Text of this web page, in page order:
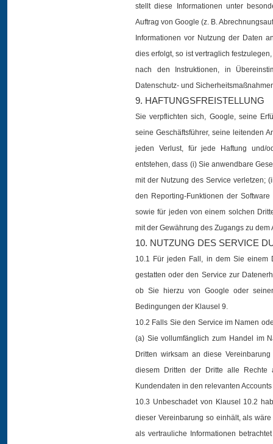
stellt diese Informationen unter
Auftrag von Google (z. B.
Informationen vor Nutzung der Daten
dies erfolgt, so ist vertraglich
nach den Instruktionen, in
Datenschutz- und
9. HAFTUNGSFREISTELLUNG
Sie verpflichten sich, Google, seine
seine Geschäftsführer, seine leitenden
jeden Verlust, für jede Haftung und/
entstehen, dass (i) Sie anwendbare
mit der Nutzung des Service verletzen;
den Reporting-Funktionen der
sowie für jeden von einem solchen
mit der Gewährung des Zugangs zu dem
10. NUTZUNG DES SERVICE
10.1 Für jeden Fall, in dem Sie einem
gestatten oder den Service zur
ob Sie hierzu von Google oder
Bedingungen der Klausel 9.
10.2 Falls Sie den Service im Namen
(a) Sie vollumfänglich zum Handel im
Dritten wirksam an diese
diesem Dritten der Dritte alle Rechte
Kundendaten in den relevanten Accounts
10.3 Unbeschadet von Klausel 10.2
dieser Vereinbarung so einhält, als
als vertrauliche Informationen